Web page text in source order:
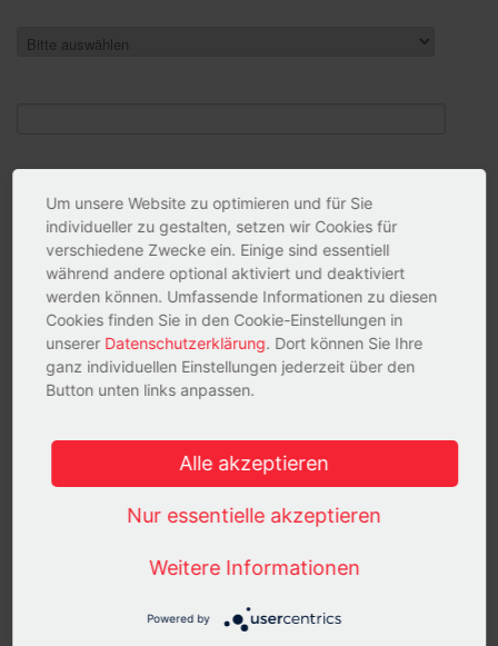
Nachname
E-Mail*
Firma
E-Mail über Trends, Checks und Analysen sowie
Webinare und Whitepaper zu vertriebsorientiertem
Marketing informiert. Ich kann die Einwilligung jederzeit
per E-Mail anservice@siteboosters.de, per Telefax
oder auf dem Postweg widerrufen. Ferner habe ich die
jeder E-Mail, die ich erhalte, die Einwilligung zu
jederzeit abbestellen. Weitere Informationen zum
Um unsere Website zu optimieren und für Sie
individueller zu gestalten, setzen wir Cookies für
verschiedene Zwecke ein. Einige sind essentiell
während andere optional aktiviert und deaktiviert
werden können. Umfassende Informationen zu diesen
Cookies finden Sie in den Cookie-Einstellungen in
unserer Datenschutzerklärung. Dort können Sie Ihre
ganz individuellen Einstellungen jederzeit über den
Button unten links anpassen.
Alle akzeptieren
Nur essentielle akzeptieren
Weitere Informationen
Powered by